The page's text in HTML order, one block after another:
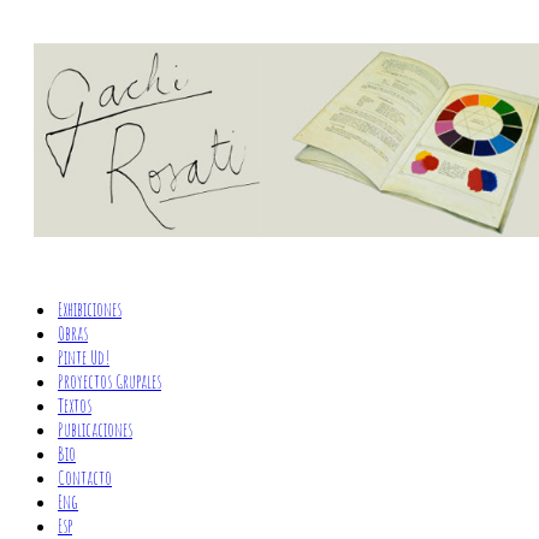
Exhibiciones
Obras
Pinte Ud!
Proyectos Grupales
Textos
Publicaciones
Bio
Contacto
Eng
Esp